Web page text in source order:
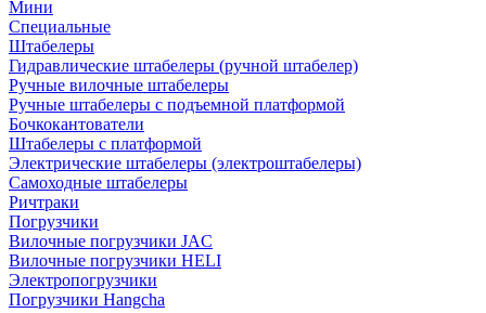
Мини
Специальные
Штабелеры
Гидравлические штабелеры (ручной штабелер)
Ручные вилочные штабелеры
Ручные штабелеры с подъемной платформой
Бочкокантователи
Штабелеры с платформой
Электрические штабелеры (электроштабелеры)
Самоходные штабелеры
Ричтраки
Погрузчики
Вилочные погрузчики JAC
Вилочные погрузчики HELI
Электропогрузчики
Погрузчики Hangcha